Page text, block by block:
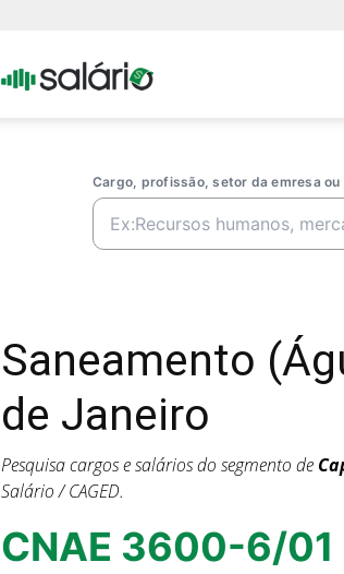
Portal
Cargo, profissão, setor da emresa ou
Saneamento
de Janeiro
Pesquisa cargos e salários do segmento de
Salário / CAGED.
CNAE 3600-6/01